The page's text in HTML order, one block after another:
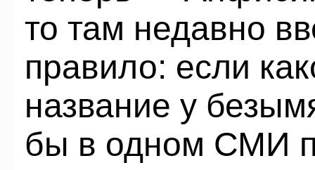
то там недавно
правило: если
название у
бы в одном СМИ